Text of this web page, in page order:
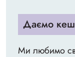
Даємо
Ми любимо